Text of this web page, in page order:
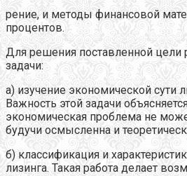
рение, и методы финансовой
процентов.
Для решения поставленной
задачи:
а) изучение экономической сути
Важность этой задачи
экономическая проблема не
будучи осмысленна и
б) классификация и
лизинга. Такая работа делает